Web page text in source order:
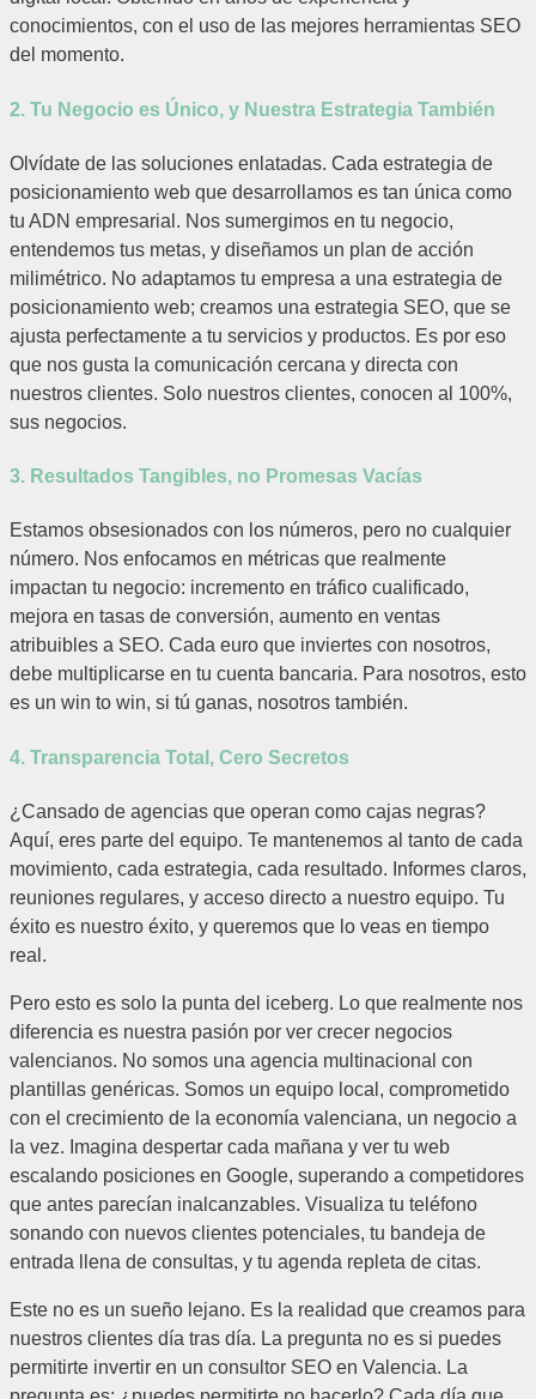
conocimientos, con el uso de las mejores herramientas SEO
del momento.
2. Tu Negocio es Único, y Nuestra Estrategia También
Olvídate de las soluciones enlatadas. Cada estrategia de
posicionamiento web que desarrollamos es tan única como
tu ADN empresarial. Nos sumergimos en tu negocio,
entendemos tus metas, y diseñamos un plan de acción
milimétrico. No adaptamos tu empresa a una estrategia de
posicionamiento web; creamos una estrategia SEO, que se
ajusta perfectamente a tu servicios y productos. Es por eso
que nos gusta la comunicación cercana y directa con
nuestros clientes. Solo nuestros clientes, conocen al 100%,
sus negocios.
3. Resultados Tangibles, no Promesas Vacías
Estamos obsesionados con los números, pero no cualquier
número. Nos enfocamos en métricas que realmente
impactan tu negocio: incremento en tráfico cualificado,
mejora en tasas de conversión, aumento en ventas
atribuibles a SEO. Cada euro que inviertes con nosotros,
debe multiplicarse en tu cuenta bancaria. Para nosotros, esto
es un win to win, si tú ganas, nosotros también.
4. Transparencia Total, Cero Secretos
¿Cansado de agencias que operan como cajas negras?
Aquí, eres parte del equipo. Te mantenemos al tanto de cada
movimiento, cada estrategia, cada resultado. Informes claros,
reuniones regulares, y acceso directo a nuestro equipo. Tu
éxito es nuestro éxito, y queremos que lo veas en tiempo
real.
Pero esto es solo la punta del iceberg. Lo que realmente nos
diferencia es nuestra pasión por ver crecer negocios
valencianos. No somos una agencia multinacional con
plantillas genéricas. Somos un equipo local, comprometido
con el crecimiento de la economía valenciana, un negocio a
la vez. Imagina despertar cada mañana y ver tu web
escalando posiciones en Google, superando a competidores
que antes parecían inalcanzables. Visualiza tu teléfono
sonando con nuevos clientes potenciales, tu bandeja de
entrada llena de consultas, y tu agenda repleta de citas.
Este no es un sueño lejano. Es la realidad que creamos para
nuestros clientes día tras día. La pregunta no es si puedes
permitirte invertir en un consultor SEO en Valencia. La